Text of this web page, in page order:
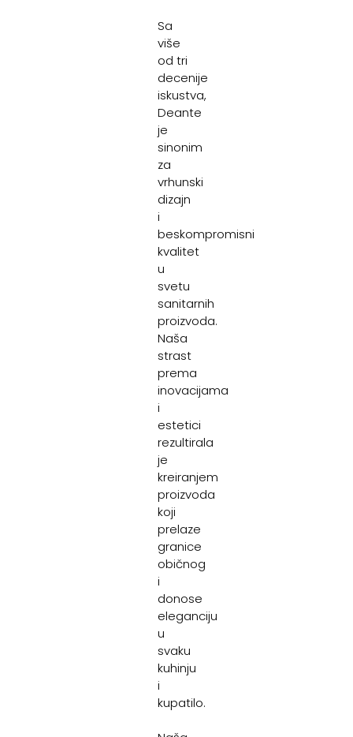
Sa
više
od tri
decenije
iskustva,
Deante
je
sinonim
za
vrhunski
dizajn
i
beskompromisni
kvalitet
u
svetu
sanitarnih
proizvoda.
Naša
strast
prema
inovacijama
i
estetici
rezultirala
je
kreiranjem
proizvoda
koji
prelaze
granice
običnog
i
donose
eleganciju
u
svaku
kuhinju
i
kupatilo.